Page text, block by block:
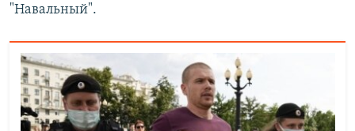
"Навальный".